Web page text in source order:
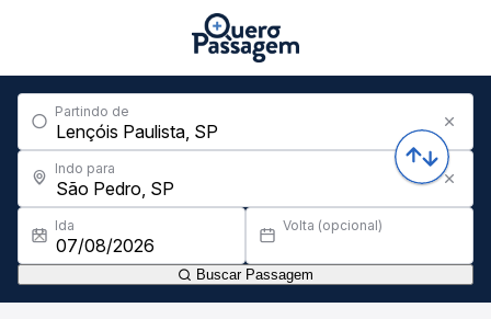
Partindo de
Indo para
Ida Volta (opcional)
Buscar Passagem